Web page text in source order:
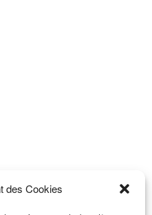
des Cookies